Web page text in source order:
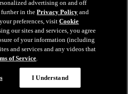
pelipaidat ovat virallisesti NHL:n ja
merkki ja Zamboni-jääkoneen
jotka omistaa Frank J.
J. Zamboni & Co., Inc. 2026. Kaikki
kolmannen osapuolen
ovat niiden omistajien omaisuutta.
advertising on and off
further in thePrivacy Policy and
preferences, visitCookie
our sites and services, you agree
of your information (including
and services and any videos that
of Service.
I Understand